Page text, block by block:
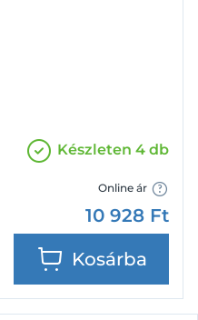
Készleten 4 db
Online ár
10 928 Ft
Kosárba